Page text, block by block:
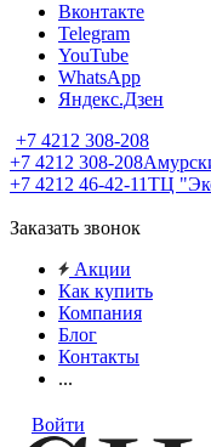
Вконтакте
Telegram
YouTube
WhatsApp
Яндекс.Дзен
+7 4212 308-208
+7 4212 308-208
+7 4212 46-42-11ТЦ
Заказать звонок
Акции
Как купить
Компания
Блог
Контакты
...
Войти